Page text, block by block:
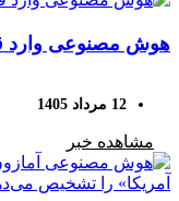
هوش مصنوعی وارد
12 مرداد 1405
مشاهده خبر